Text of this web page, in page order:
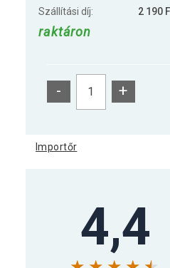
Gorilla Sports
Szállítási díj:
2 190
raktáron
- +
Importőr
4,4